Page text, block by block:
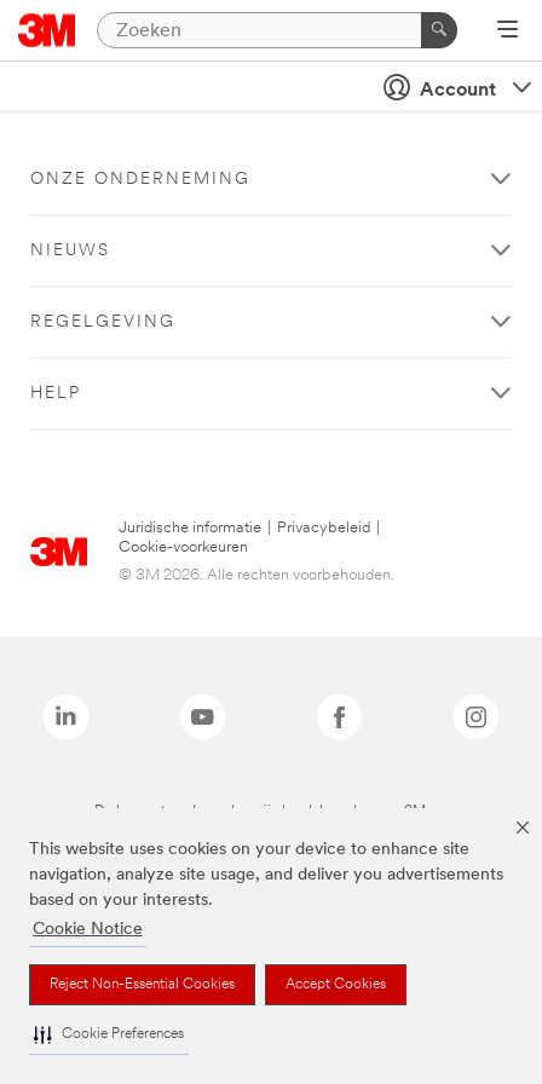
This website uses cookies on your device to enhance site
navigation, analyze site usage, and deliver you advertisements
based on your interests.
Cookie Notice
Reject Non-Essential Cookies Accept Cookies
Cookie Preferences
Account
ONZE ONDERNEMING
NIEUWS
REGELGEVING
HELP
Juridische informatie Privacybeleid
Cookie-voorkeuren
© 3M 2026. Alle rechten voorbehouden.
De bovenstaande merken zijn handelsmerken van 3M.we